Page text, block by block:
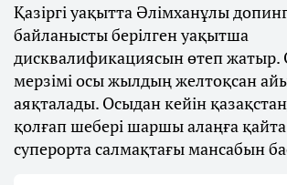
Қазіргі уақытта Әлімханұлы
байланысты берілген уақытша
дисквалификациясын өтеп
мерзімі осы жылдың желтоқсан
аяқталады. Осыдан кейін
қолғап шебері шаршы алаңға
суперорта салмақтағы мансабын